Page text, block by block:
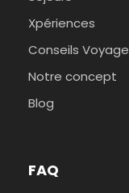
Xpériences
Conseils Voyage
Notre concept
Blog
FAQ